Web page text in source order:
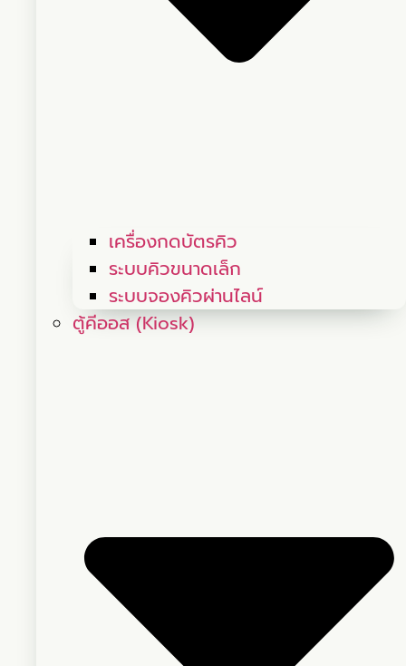
เครื่องกดบัตรคิว
ระบบคิวขนาดเล็ก
ระบบจองคิวผ่านไลน์
ตู้คีออส (Kiosk)